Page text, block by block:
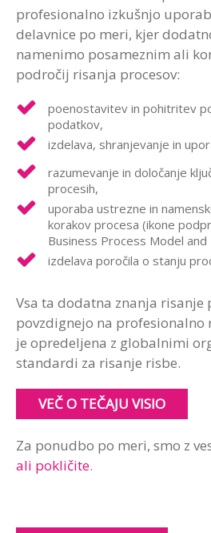
profesionalno izkušnjo
delavnice po meri, kjer
namenimo posameznim ali
področij risanja procesov:
poenostavitev in pohitritev
podatkov,
izdelava, shranjevanje in
razumevanje in določanje
procesih,
uporaba ustrezne in
korakov procesa (ikone
Business Process Model
izdelava poročila o stanju
Vsa ta dodatna znanja risanje
povzdignejo na profesionalno
je opredeljena z globalnimi
standardi za risanje risbe.
VEČ O TEČAJU VISIO
Za ponudbo po meri, smo z
ali pokličite.